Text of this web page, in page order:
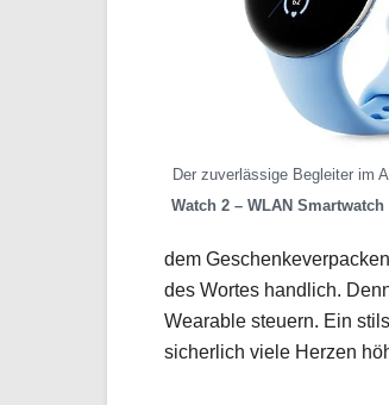
Der zuverlässige Begleiter im
Watch 2 – WLAN Smartwatch
dem
des Wortes handlich.
Wearable steuern. Ein
sicherlich viele Herzen